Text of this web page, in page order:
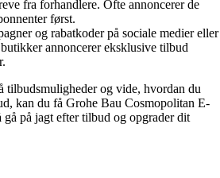
fra forhandlere. Ofte annoncerer de
først.
og rabatkoder på sociale medier eller
annoncerer eksklusive tilbud
tilbudsmuligheder og vide, hvordan du
kan du få Grohe Bau Cosmopolitan E-
gå på jagt efter tilbud og opgrader dit